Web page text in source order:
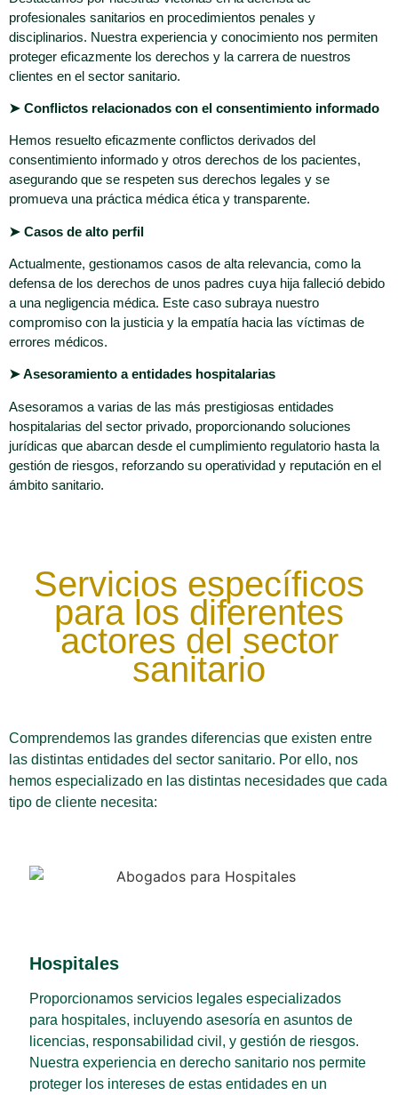
profesionales sanitarios en procedimientos penales y
disciplinarios. Nuestra experiencia y conocimiento nos permiten
proteger eficazmente los derechos y la carrera de nuestros
clientes en el sector sanitario.
➤ Conflictos relacionados con el consentimiento informado
Hemos resuelto eficazmente conflictos derivados del
consentimiento informado y otros derechos de los pacientes,
asegurando que se respeten sus derechos legales y se
promueva una práctica médica ética y transparente.
➤ Casos de alto perfil
Actualmente, gestionamos casos de alta relevancia, como la
defensa de los derechos de unos padres cuya hija falleció debido
a una negligencia médica. Este caso subraya nuestro
compromiso con la justicia y la empatía hacia las víctimas de
errores médicos.
➤ Asesoramiento a entidades hospitalarias
Asesoramos a varias de las más prestigiosas entidades
hospitalarias del sector privado, proporcionando soluciones
jurídicas que abarcan desde el cumplimiento regulatorio hasta la
gestión de riesgos, reforzando su operatividad y reputación en el
ámbito sanitario.
Servicios específicos
para los diferentes
actores del sector
sanitario
Comprendemos las grandes diferencias que existen entre
las distintas entidades del sector sanitario. Por ello, nos
hemos especializado en las distintas necesidades que cada
tipo de cliente necesita:
Hospitales
Proporcionamos servicios legales especializados
para hospitales, incluyendo asesoría en asuntos de
licencias, responsabilidad civil, y gestión de riesgos.
Nuestra experiencia en derecho sanitario nos permite
proteger los intereses de estas entidades en un